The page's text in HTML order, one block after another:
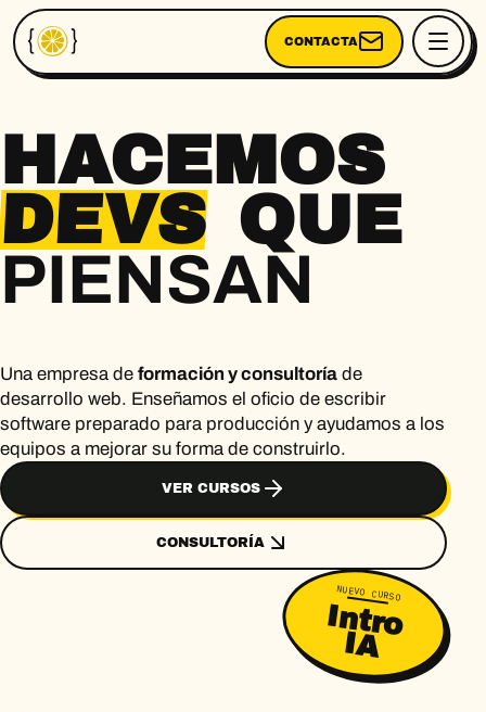
CONTACTA
HACEMOS
QUE
PIENSAN
Una empresa de formación y consultoría de
desarrollo web. Enseñamos el oficio de escribir
software preparado para producción y ayudamos a los
equipos a mejorar su forma de construirlo.
VER CURSOS
CONSULTORÍA
NUEVO CURSO
Intro
IA